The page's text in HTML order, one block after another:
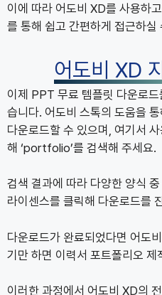
이에 따라 어도비 XD를 사용하
를 통해 쉽고 간편하게 접근하실
어도비 XD
이제 PPT 무료 템플릿 다운로
습니다. 어도비 스톡의 도움을
다운로드할 수 있으며, 여기서
해 ‘portfolio’를 검색해 주세요.
검색 결과에 따라 다양한 양식
라이센스를 클릭해 다운로드를
다운로드가 완료되었다면 어도
기만 하면 이력서 포트폴리오 제
이러한 과정에서 어도비 XD의